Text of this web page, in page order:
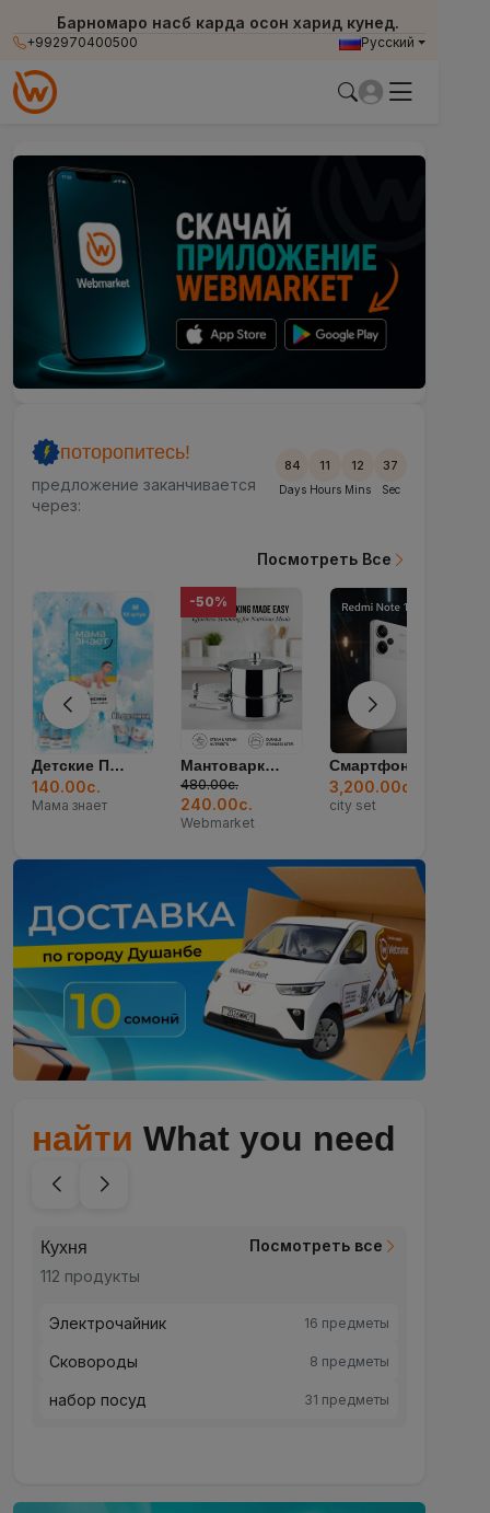
+992970400500
Барномаро насб карда осон харид кунед.
Русский
поторопитесь!
предложение заканчивается
через:
84
Days
11
Hours
12
Mins
34
Sec
Посмотреть Все
-50%
480.00с.
240.00с.
Смартфон Xiaomi Re...
3,200.00с.
city set
65.00с.
найти What you need
Кухня
112 продукты
Посмотреть все
Электрочайник 16 предметы
Сковороды 8 предметы
набор посуд 31 предметы